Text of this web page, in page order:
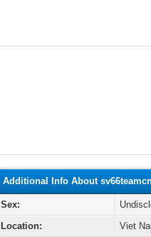
Additional Info About
Sex:
Location:
Viet